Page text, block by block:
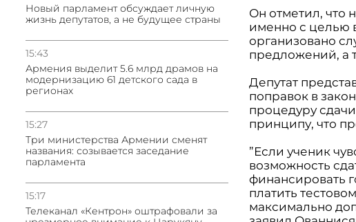
Новый парламент обсуждает личную
жизнь депутатов, а не будущее страны
15:43
Армения выделит 5.6 млрд драмов на
модернизацию 61 детского сада в
регионах
15:27
Три министерства Армении сменят
названия: созывается заседание
парламента
15:17
Телеканал «Кентрон» оштрафовали за
Он отметил, что
именно с целью
организовано
предложений, а
Депутат
поправок в
процедуру
принципу, что
”Если ученик
возможность
финансировать
платить
максимально